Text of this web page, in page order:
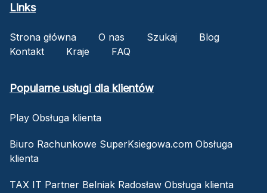
Links
Strona główna O nas Szukaj
Blog
Kontakt
Kraje FAQ
Popularne usługi dla klientów
Play Obsługa klienta
Biuro Rachunkowe SuperKsiegowa.com Obsługa
klienta
TAX IT Partner Belniak Radosław Obsługa klienta